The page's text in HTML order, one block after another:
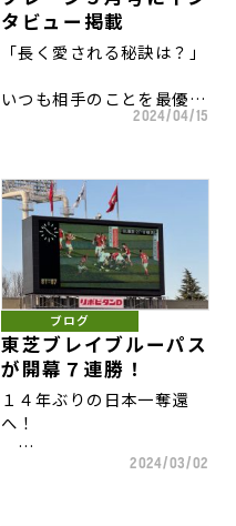
痩せたことで、
西田さんには新しいグラビ
アのオファーが来ました。
作スタッフがいまし
く変わります。
諸行無常。
自分でコントロールできる
こと。
できないこと。
３ヶ月後を良くするために
は、
今日をどう生きるか。
企画に命を吹き込んでくれ
た制作陣、西田さんに感
それから３ヶ月後、
エニタイムフィットネスな
ど、他のジムでも
続出し、
そこの会員さんが文句を言
弊社の税理士もチョコザッ
プに加入。
日頃利用されている都心の
店舗では、
スーツや普段着が多く、
運動着の人の方がレアだそ
うです。
こういう現象が起きるの
は、
広告屋冥利につきます。
この度、チョコザップの親
2024/04/15
タビュー掲載
「長く愛される秘訣は？」
いつも相手のことを最優先
ず、
いつも優しく、微笑んでい
ること。
みたいなことは、
頭では分かっていても、
煩悩がある人間が実践する
ことは
不可能に近い…
そんな難題がテーマのイン
タビューを受けました。
ブログ
2024/03/02
東芝ブレイブルーパス
が開幕７連勝！
１４年ぶりの日本一奪還
へ！
昨年からチームの